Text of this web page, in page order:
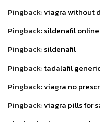
Pingback:viagra without
Pingback:sildenafil online
Pingback:sildenafil
Pingback:tadalafil
Pingback:viagra no
Pingback:viagra pills for